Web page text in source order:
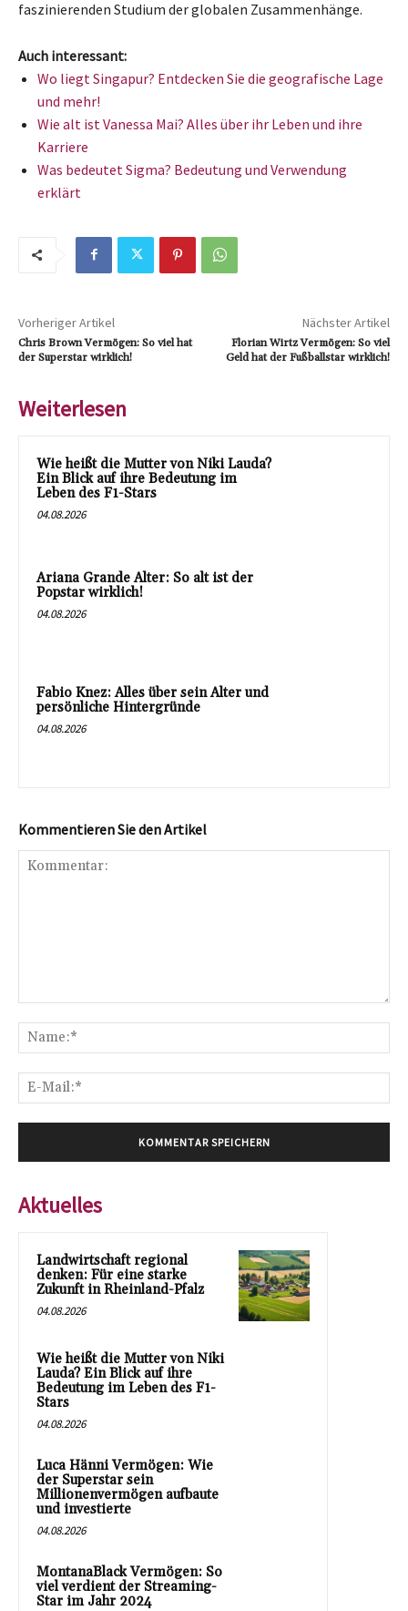
faszinierenden Studium der globalen Zusammenhänge.
Auch interessant:
Wo liegt Singapur? Entdecken Sie die geografische Lage
und mehr!
Wie alt ist Vanessa Mai? Alles über ihr Leben und ihre
Karriere
Was bedeutet Sigma? Bedeutung und Verwendung
erklärt
Vorheriger Artikel
Chris Brown Vermögen: So viel hat
der Superstar wirklich!
Nächster Artikel
Florian Wirtz Vermögen: So viel
Geld hat der Fußballstar wirklich!
Weiterlesen
Wie heißt die Mutter von Niki Lauda?
Ein Blick auf ihre Bedeutung im
Leben des F1-Stars
04.08.2026
Ariana Grande Alter: So alt ist der
Popstar wirklich!
04.08.2026
Fabio Knez: Alles über sein Alter und
persönliche Hintergründe
04.08.2026
Kommentieren Sie den Artikel
Aktuelles
Landwirtschaft regional
denken: Für eine starke
Zukunft in Rheinland-Pfalz
04.08.2026
Wie heißt die Mutter von Niki
Lauda? Ein Blick auf ihre
Bedeutung im Leben des F1-
Stars
04.08.2026
Luca Hänni Vermögen: Wie
der Superstar sein
Millionenvermögen aufbaute
und investierte
04.08.2026
MontanaBlack Vermögen: So
viel verdient der Streaming-
Star im Jahr 2024